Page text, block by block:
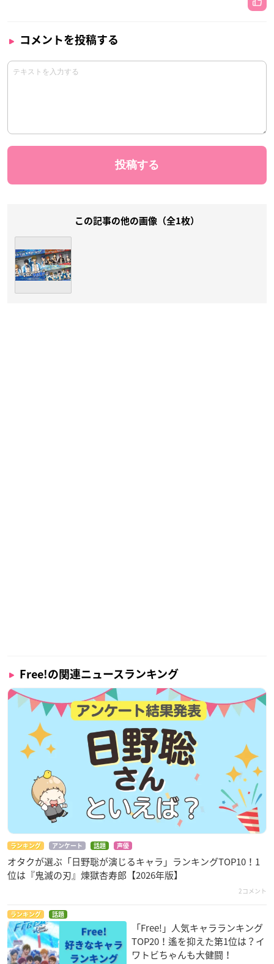
コメントを投稿する
この記事の他の画像（全1枚）
Free!の関連ニュースランキング
ランキング アンケート 話題 声優
オタクが選ぶ「日野聡が演じるキャラ」ランキングTOP10！1
位は『鬼滅の刃』煉󠄁獄杏寿郎【2026年版】
2コメント
ランキング 話題
「Free!」人気キャラランキング
TOP20！遙を抑えた第1位は？イ
ワトビちゃんも大健闘！